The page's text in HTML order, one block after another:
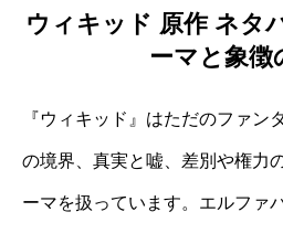
ウィキッド 原作 ネタ
ーマと象徴
『ウィキッド』はただのファン
の境界、真実と嘘、差別や権力
ーマを扱っています。エルファ